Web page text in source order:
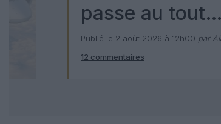
passe au tout
numérique
Check
Publié le 2 août 2026 à 12h00 par
12 commentaires